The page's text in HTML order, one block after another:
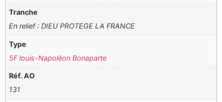
Tranche
En relief : DIEU PROTEGE LA FRANCE
Type
5F louis-Napoléon Bonaparte
Réf. AO
131